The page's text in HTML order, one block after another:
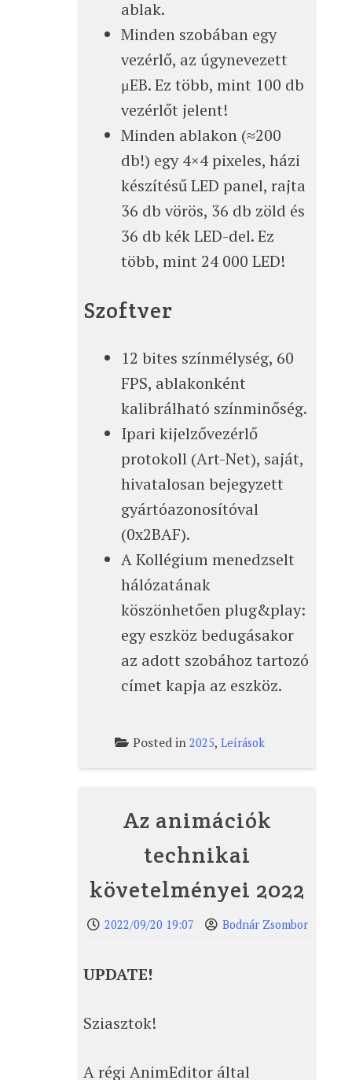
ablak.
Minden szobában egy
vezérlő, az úgynevezett
μEB. Ez több, mint 100 db
vezérlőt jelent!
Minden ablakon (≈200
db!) egy 4×4 pixeles, házi
készítésű LED panel, rajta
36 db vörös, 36 db zöld és
36 db kék LED-del. Ez
több, mint 24 000 LED!
Szoftver
12 bites színmélység, 60
FPS, ablakonként
kalibrálható színminőség.
Ipari kijelzővezérlő
protokoll (Art-Net), saját,
hivatalosan bejegyzett
gyártóazonosítóval
(0x2BAF).
A Kollégium menedzselt
hálózatának
köszönhetően plug&play:
egy eszköz bedugásakor
az adott szobához tartozó
címet kapja az eszköz.
Posted in 2025, Leírások
Az animációk
technikai
követelményei 2022
2022/09/20 19:07 Bodnár Zsombor
UPDATE!
Sziasztok!
A régi AnimEditor által